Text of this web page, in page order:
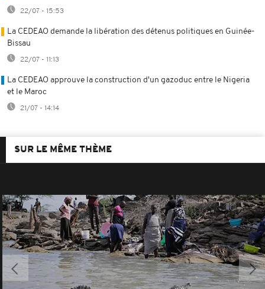
22/07 - 15:53
La CEDEAO demande la libération des détenus politiques en Guinée-
Bissau
22/07 - 11:13
La CEDEAO approuve la construction d'un gazoduc entre le Nigeria
et le Maroc
21/07 - 14:14
SUR LE MÊME THÈME